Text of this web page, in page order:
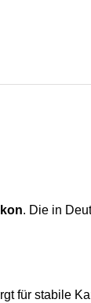
. Die in
für stabile